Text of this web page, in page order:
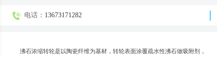
电话： 13673171282
沸石浓缩转轮是以陶瓷纤维为基材，转轮表面涂覆疏水性沸石做吸附剂，